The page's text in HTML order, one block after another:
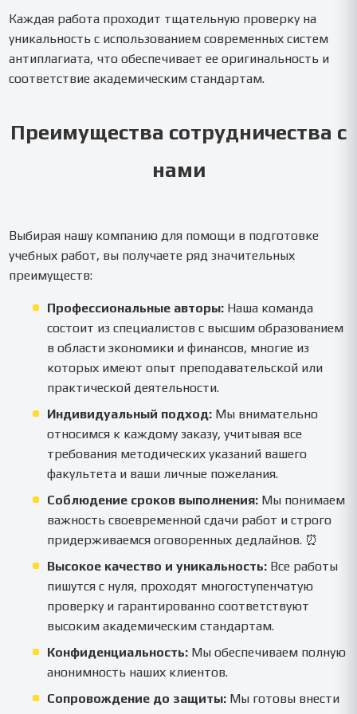
Каждая работа проходит тщательную проверку на
уникальность с использованием современных систем
антиплагиата, что обеспечивает ее оригинальность и
соответствие академическим стандартам.
Преимущества сотрудничества с
нами
Выбирая нашу компанию для помощи в подготовке
учебных работ, вы получаете ряд значительных
преимуществ:
Профессиональные авторы: Наша команда
состоит из специалистов с высшим образованием
в области экономики и финансов, многие из
которых имеют опыт преподавательской или
практической деятельности.
Индивидуальный подход: Мы внимательно
относимся к каждому заказу, учитывая все
требования методических указаний вашего
факультета и ваши личные пожелания.
Соблюдение сроков выполнения: Мы понимаем
важность своевременной сдачи работ и строго
придерживаемся оговоренных дедлайнов. ⏰
Высокое качество и уникальность: Все работы
пишутся с нуля, проходят многоступенчатую
проверку и гарантированно соответствуют
высоким академическим стандартам.
Конфиденциальность: Мы обеспечиваем полную
анонимность наших клиентов.
Сопровождение до защиты: Мы готовы внести